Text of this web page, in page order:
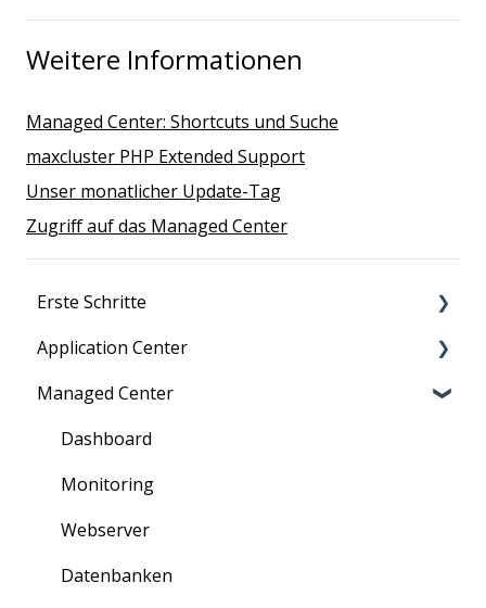
Weitere Informationen
Managed Center: Shortcuts und Suche
maxcluster PHP Extended Support
Unser monatlicher Update-Tag
Zugriff auf das Managed Center
Erste Schritte
Migration zu maxcluster
Nutzerverwaltung
Zugriff
Information für Neukunden
Application Center
Persönliche Daten
Übersicht über Kunden, Cluster und mehr
Verträge: Bestellung und Kündigung
Rechnungen
Bestellungen
Managed Center
Dashboard
Monitoring
Webserver
Datenbanken